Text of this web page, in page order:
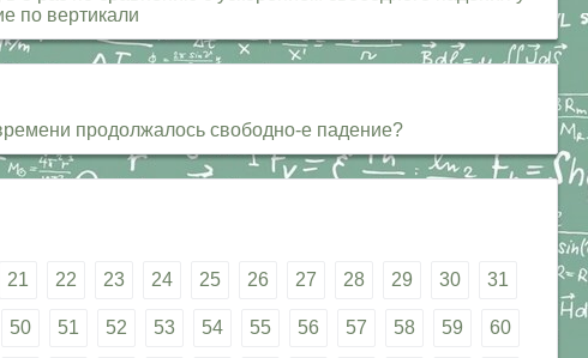
вертикали
продолжалось свободно-е падение?
21 22 23 24 25 26 27 28 29 30 31
50 51 52 53 54 55 56 57 58 59 60